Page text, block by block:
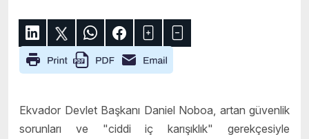
Ekvador Devlet Başkanı Daniel Noboa, artan güvenlik
sorunları ve "ciddi iç karışıklık" gerekçesiyle